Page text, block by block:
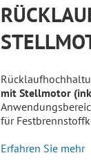
mit Stellmotor
für
Erfahren Sie mehr